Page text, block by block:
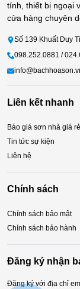
tính, thiết bị ngoại
cửa hàng chuyên
Số 139 Khuất Duy
098.252.0881 /
Liên kết nhanh
Báo giá sơn nhà giá
Tin tức sự kiện
Liên hệ
Chính sách
Chính sách bảo mật
Chính sách bảo hành
Đăng ký nhận
Đăng ký với địa chỉ